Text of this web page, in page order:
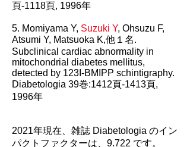
頁-1118頁, 1996年
5. Momiyama Y, Suzuki Y, Ohsuzu F,
Atsumi Y, Matsuoka K,他１名.
Subclinical cardiac abnormality in
mitochondrial diabetes mellitus,
detected by 123I-BMIPP schintigraphy.
Diabetologia 39巻:1412頁-1413頁,
1996年
2021年現在、雑誌 Diabetologia のイン
パクトファクターは、9.722 です。